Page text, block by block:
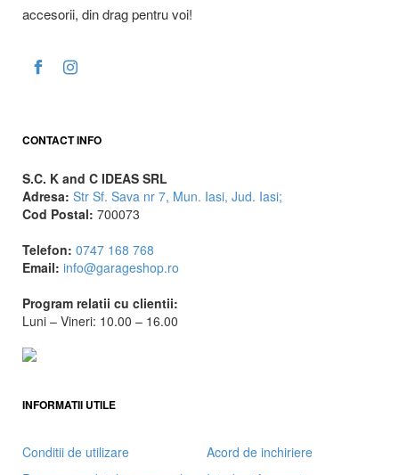
accesorii, din drag pentru voi!
CONTACT INFO
S.C. K and C IDEAS SRL
Adresa: Str Sf. Sava nr 7, Mun. Iasi, Jud. Iasi;
Cod Postal: 700073
Telefon: 0747 168 768
Email: info@garageshop.ro
Program relatii cu clientii:
Luni – Vineri: 10.00 – 16.00
INFORMATII UTILE
Conditii de utilizare
Acord de inchiriere